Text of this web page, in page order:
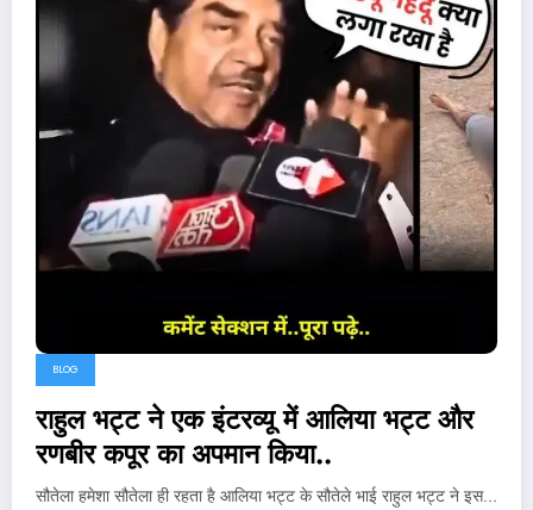
BLOG
राहुल भट्ट ने एक इंटरव्यू में आलिया भट्ट और
रणबीर कपूर का अपमान किया..
सौतेला हमेशा सौतेला ही रहता है आलिया भट्ट के सौतेले भाई राहुल भट्ट ने इस…